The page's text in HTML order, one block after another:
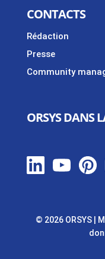
CONTACTS
Rédaction
Presse
Community
ORSYS DANS
© 2026 ORSYS